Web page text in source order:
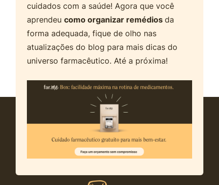
cuidados com a saúde! Agora que você
aprendeucomo organizar remédiosda
forma adequada, fique de olho nas
atualizações do blog para mais dicas do
universo farmacêutico. Até a próxima!